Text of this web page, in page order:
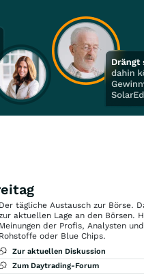
Der tägliche Austausch zur Börse.
aktuellen Lage an den Börsen.
Meinungen der Profis, Analysten
Rohstoffe oder Blue Chips.
Zur aktuellen Diskussion
Zum Daytrading-Forum